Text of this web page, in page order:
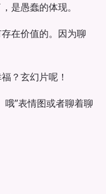
是愚蠢的体现。
在价值的。因为聊
？玄幻片呢！
哦”表情图或者聊着聊